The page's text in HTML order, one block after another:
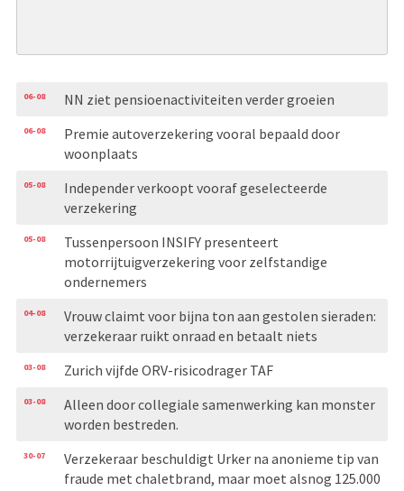
06-08 NN ziet pensioenactiviteiten verder groeien
06-08
Premie autoverzekering vooral bepaald door
woonplaats
05-08
Independer verkoopt vooraf geselecteerde
verzekering
05-08
Tussenpersoon INSIFY presenteert
motorrijtuigverzekering voor zelfstandige
ondernemers
04-08
Vrouw claimt voor bijna ton aan gestolen sieraden:
verzekeraar ruikt onraad en betaalt niets
03-08 Zurich vijfde ORV-risicodrager TAF
03-08
Alleen door collegiale samenwerking kan monster
worden bestreden.
30-07
Verzekeraar beschuldigt Urker na anonieme tip van
fraude met chaletbrand, maar moet alsnog 125.000